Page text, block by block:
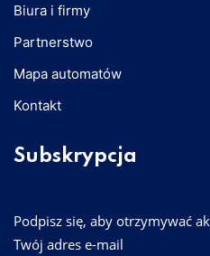
Biura i firmy
Partnerstwo
Mapa automatów
Kontakt
Subskrypcja
Podpisz się, aby otrzymywać
Twój adres e-mail